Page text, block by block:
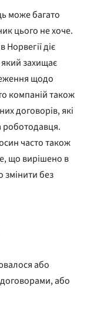
може багато
цього не хоче.
діє
захищає
щодо
компаній також
договорів, які
роботодавця.
часто також
що вирішено в
змінити без
або
або